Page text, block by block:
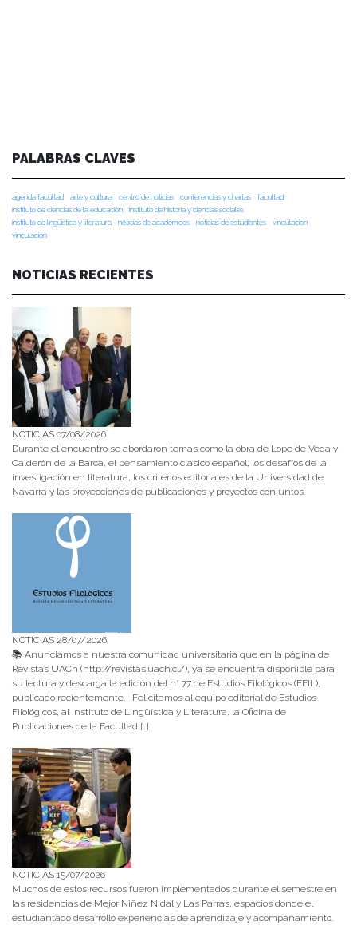
PALABRAS CLAVES
agenda facultad arte y cultura centro de noticias conferencias y charlas
facultad
instituto de ciencias de la educación
instituto de historia y ciencias sociales
instituto de lingüística y literatura
noticias de académicos noticias de estudiantes
vinculacion
vinculación
NOTICIAS RECIENTES
NOTICIAS 07/08/2026
Durante el encuentro se abordaron temas como la obra de Lope de Vega y
Calderón de la Barca, el pensamiento clásico español, los desafíos de la
investigación en literatura, los criterios editoriales de la Universidad de
Navarra y las proyecciones de publicaciones y proyectos conjuntos.
NOTICIAS 28/07/2026
📚 Anunciamos a nuestra comunidad universitaria que en la página de
Revistas UACh (http://revistas.uach.cl/), ya se encuentra disponible para
su lectura y descarga la edición del n° 77 de Estudios Filológicos (EFIL),
publicado recientemente. Felicitamos al equipo editorial de Estudios
Filológicos, al Instituto de Lingüística y Literatura, la Oficina de
Publicaciones de la Facultad […]
NOTICIAS 15/07/2026
Muchos de estos recursos fueron implementados durante el semestre en
las residencias de Mejor Niñez Nidal y Las Parras, espacios donde el
estudiantado desarrolló experiencias de aprendizaje y acompañamiento.